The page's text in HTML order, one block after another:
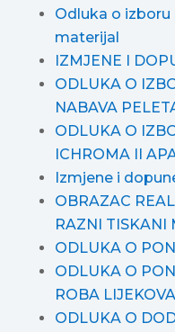
Odluka o
materijal
IZMJENE I
ODLUKA O
NABAVA
ODLUKA O
ICHROMA II
Izmjene i
OBRAZAC
RAZNI TISKANI
ODLUKA O
ODLUKA O
ROBA
ODLUKA O